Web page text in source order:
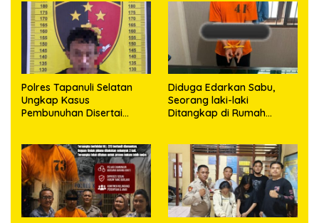
63,67 Gram Sabu
Polres Tapanuli Selatan
Ungkap Kasus
Pembunuhan Disertai
Ditangkap
Diduga Edarkan Sabu,
Seorang laki-laki
Ditangkap di Rumah
Puluhan Plastik Klip